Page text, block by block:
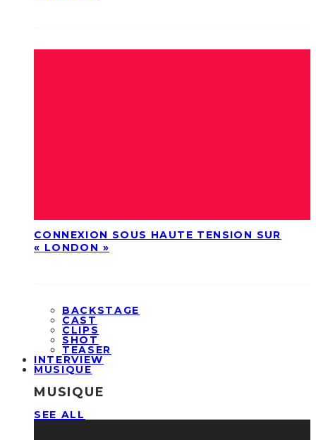
CONNEXION SOUS HAUTE TENSION SUR
« LONDON »
BACKSTAGE
CAST
CLIPS
SHOT
TEASER
INTERVIEW
MUSIQUE
MUSIQUE
SEE ALL